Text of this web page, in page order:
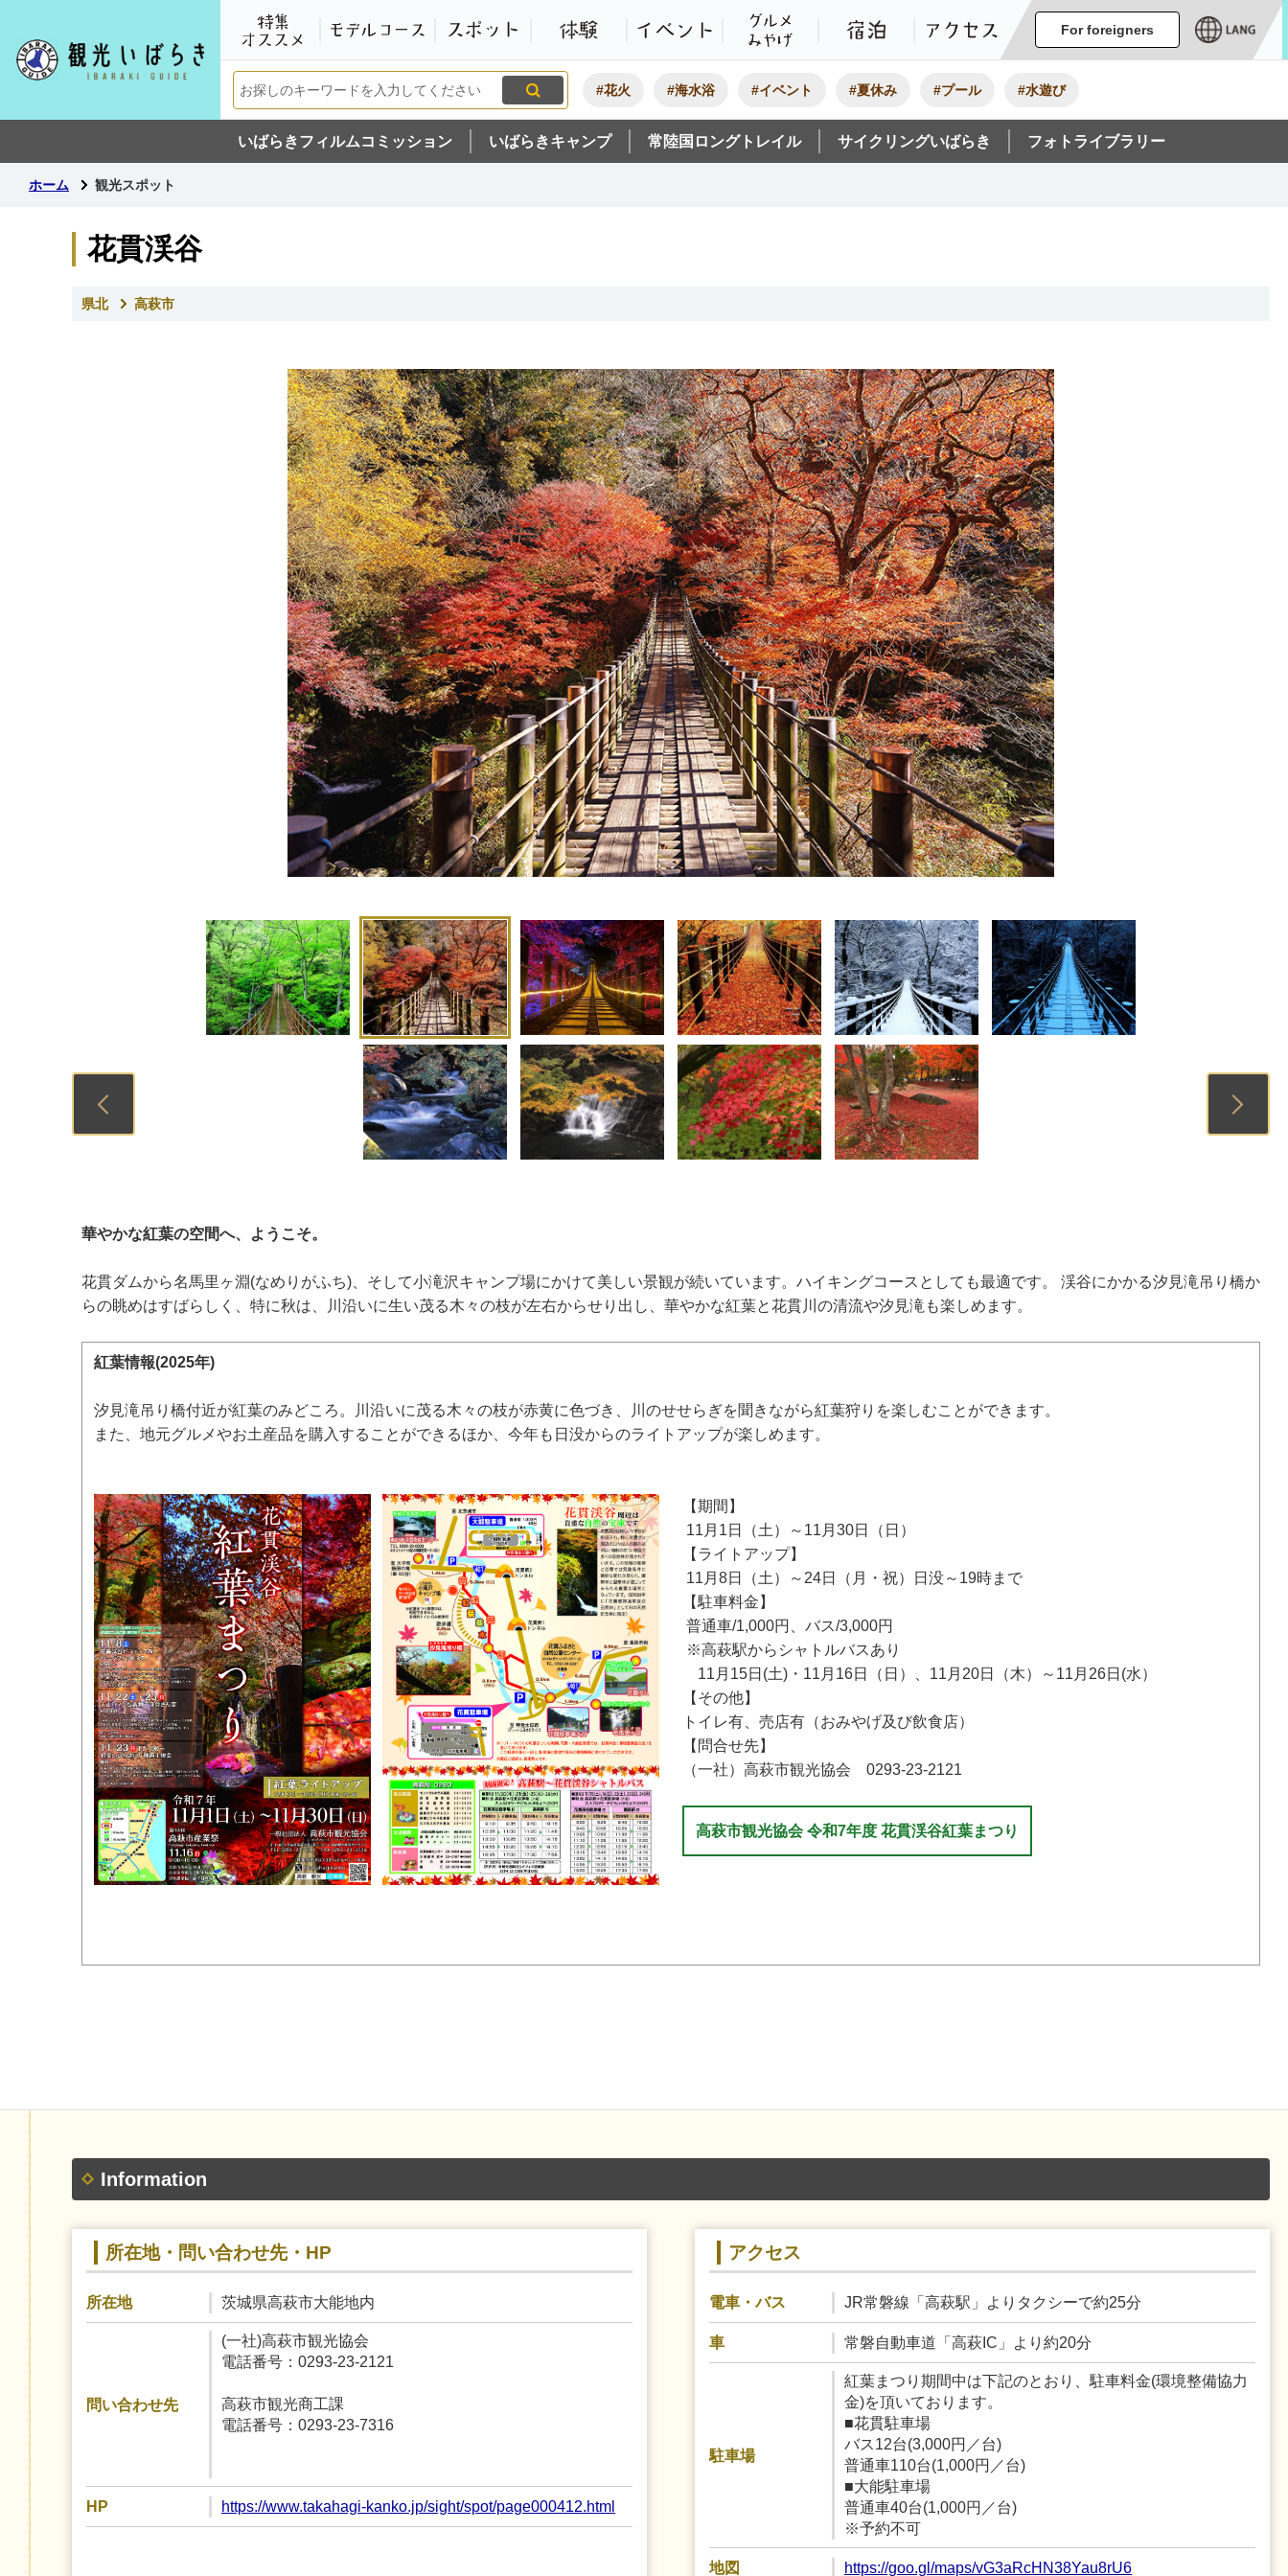
観光いばらき公式ホームページ
特集・オススメ
モデルコーススポット 体験 イベント グルメ・みやげ宿泊 アクセス
For foreigners
#花火 #海水浴 #イベント #夏休み #プール #水遊び
いばらきフィルムコミッション いばらきキャンプ 常陸国ロングトレイル サイクリングいばらき フォトライブラリー
ホーム 観光スポット
花貫渓谷
県北 高萩市
1 2 3 4
7 8
華やかな紅葉の空間へ、ようこそ。
花貫ダムから名馬里ヶ淵(なめりがふち)、そして小滝沢キャンプ場にかけて美しい景観が続いています。ハイキングコースとしても最適です。 渓谷にかかる汐見滝吊り橋か
らの眺めはすばらしく、特に秋は、川沿いに生い茂る木々の枝が左右からせり出し、華やかな紅葉と花貫川の清流や汐見滝も楽しめます。
紅葉情報(2025年)
汐見滝吊り橋付近が紅葉のみどころ。川沿いに茂る木々の枝が赤黄に色づき、川のせせらぎを聞きながら紅葉狩りを楽しむことができます。
また、地元グルメやお土産品を購入することができるほか、今年も日没からのライトアップが楽しめます。
【期間】
11月1日（土）～11月30日（日）
【ライトアップ】
11月8日（土）～24日（月・祝）日没～19時まで
【駐車料金】
普通車/1,000円、バス/3,000円
※高萩駅からシャトルバスあり
11月15日(土)・11月16日（日）、11月20日（木）～11月26日(水）
【その他】
トイレ有、売店有（おみやげ及び飲食店）
【問合せ先】
（一社）高萩市観光協会 0293-23-2121
高萩市観光協会 令和7年度 花貫渓谷紅葉まつり
Information
所在地・問い合わせ先・HP
所在地 茨城県高萩市大能地内
問い合わせ先
(一社)高萩市観光協会
電話番号：0293-23-2121
高萩市観光商工課
電話番号：0293-23-7316
HP https://www.takahagi-kanko.jp/sight/spot/page000412.html
アクセス
電車・バス JR常磐線「高萩駅」よりタクシーで約25分
車 常磐自動車道「高萩IC」より約20分
駐車場
紅葉まつり期間中は下記のとおり、駐車料金(環境整備協力
金)を頂いております。
■花貫駐車場
バス12台(3,000円／台)
普通車110台(1,000円／台)
■大能駐車場
普通車40台(1,000円／台)
※予約不可
地図 https://goo.gl/maps/vG3aRcHN38Yau8rU6